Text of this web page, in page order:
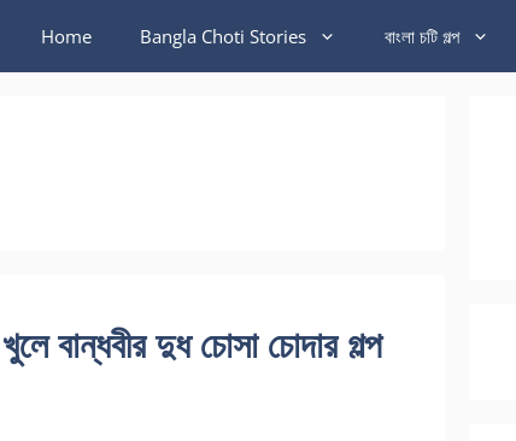
Home Bangla Choti Stories বাংলা চটি গল্প
দুধ চোসা চোদার গল্প